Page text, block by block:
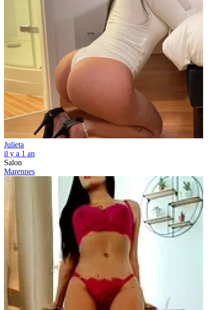
Julieta
il y a 1 an
Salon
Marennes